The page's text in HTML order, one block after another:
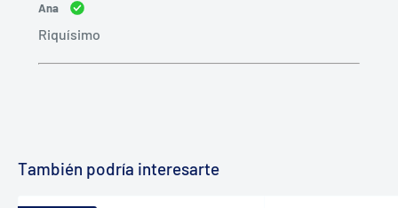
Ana
Riquísimo
También podría interesarte